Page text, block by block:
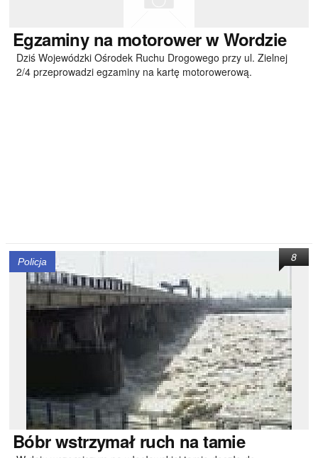
Egzaminyna motorower w Wordzie
Dziś Wojewódzki Ośrodek Ruchu Drogowego przy ul. Zielnej
2/4 przeprowadzi egzaminy na kartę motorowerową.
Policja
Bóbrwstrzymał ruch na tamie
8